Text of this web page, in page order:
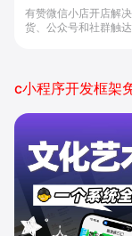
经营 - 做生
有赞微信小店开店解
货、公众号和社群触
c小程序开发框架